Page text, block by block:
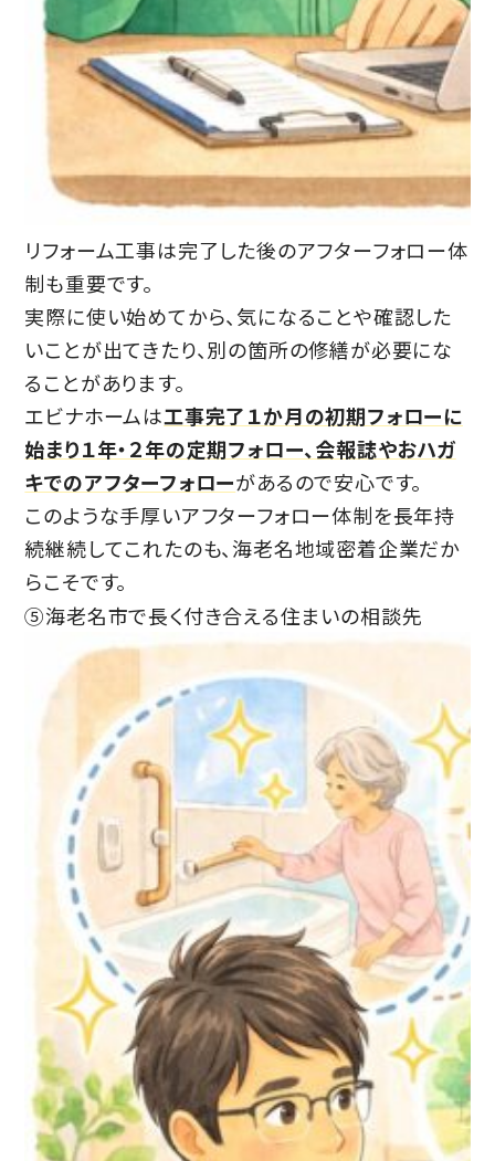
リフォーム工事は完了した後のアフターフォロー体
制も重要です。
実際に使い始めてから、気になることや確認した
いことが出てきたり、別の箇所の修繕が必要にな
ることがあります。
エビナホームは工事完了１か月の初期フォローに
始まり１年・２年の定期フォロー、会報誌やおハガ
キでのアフターフォローがあるので安心です。
このような手厚いアフターフォロー体制を長年持
続継続してこれたのも、海老名地域密着企業だか
らこそです。
⑤海老名市で長く付き合える住まいの相談先